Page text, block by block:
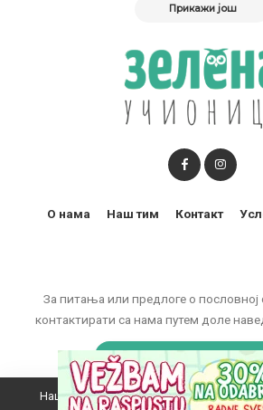
Прикажи још
За питања или предлоге о
контактирати са нама путем доле
О нама Наш тим Контакт
Наш вебсајт користи колачиће да